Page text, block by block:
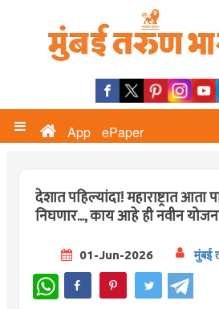
App ePaper
देशात पहिल्यांदा! महाराष्ट्रात आता
निघणार..., काय आहे ही नवीन
01-Jun-2026 मुंबई
WhatsApp